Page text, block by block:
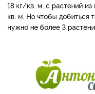
18 кг/кв. м, с растений
кв. м. Но чтобы добиться
нужно не более 3